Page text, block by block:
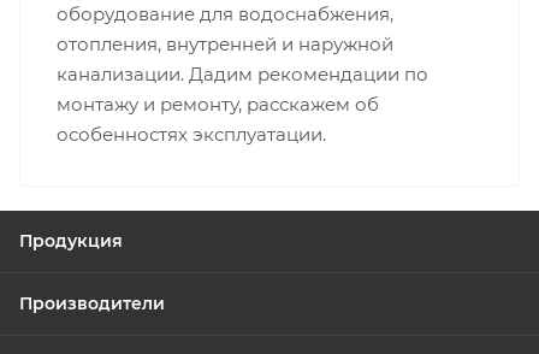
оборудование для водоснабжения,
отопления, внутренней и наружной
канализации. Дадим рекомендации по
монтажу и ремонту, расскажем об
особенностях эксплуатации.
Продукция
Производители